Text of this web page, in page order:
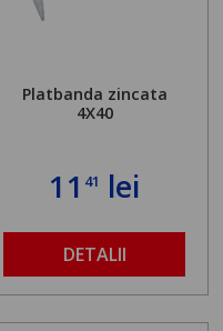
Platbanda zincata
4X40
11 41 lei
DETALII